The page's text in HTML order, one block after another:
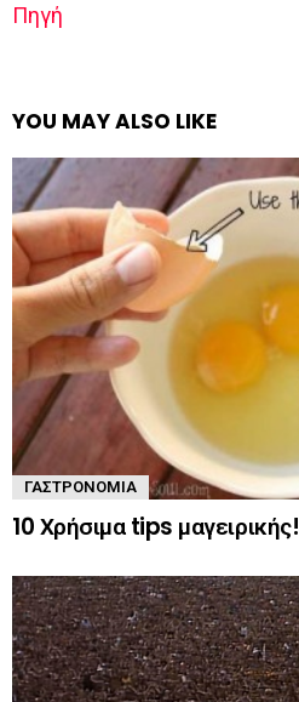
Πηγή
YOU MAY ALSO LIKE
ΓΑΣΤΡΟΝΟΜΊΑ
10 Χρήσιμα tips μαγειρικής!